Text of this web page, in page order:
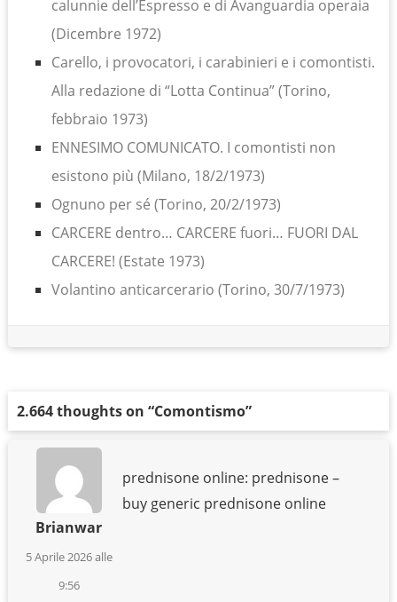
calunnie dell’Espresso e di Avanguardia operaia
(Dicembre 1972)
Carello, i provocatori, i carabinieri e i comontisti.
Alla redazione di “Lotta Continua” (Torino,
febbraio 1973)
ENNESIMO COMUNICATO. I comontisti non
esistono più (Milano, 18/2/1973)
Ognuno per sé (Torino, 20/2/1973)
CARCERE dentro… CARCERE fuori… FUORI DAL
CARCERE! (Estate 1973)
Volantino anticarcerario (Torino, 30/7/1973)
2.664 thoughts on “Comontismo”
Brianwar
5 Aprile 2026 alle
9:56
prednisone online: prednisone –
buy generic prednisone online